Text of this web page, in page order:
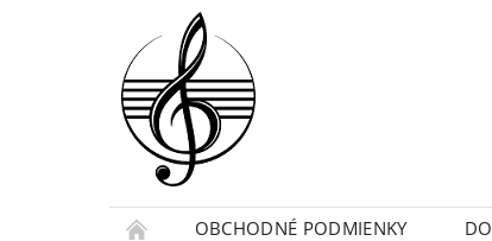
OBCHODNÉ PODMIENKY